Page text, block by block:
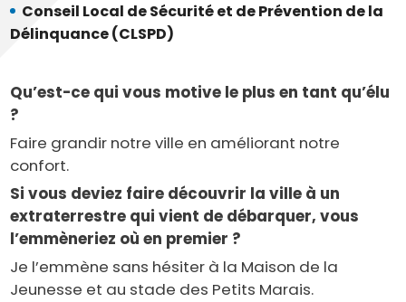
Conseil Local de Sécurité et de Prévention de la
Délinquance (CLSPD)
Qu’est-ce qui vous motive le plus en tant qu’élu
?
Faire grandir notre ville en améliorant notre
confort.
Si vous deviez faire découvrir la ville à un
extraterrestre qui vient de débarquer, vous
l’emmèneriez où en premier ?
Je l’emmène sans hésiter à la Maison de la
Jeunesse et au stade des Petits Marais.